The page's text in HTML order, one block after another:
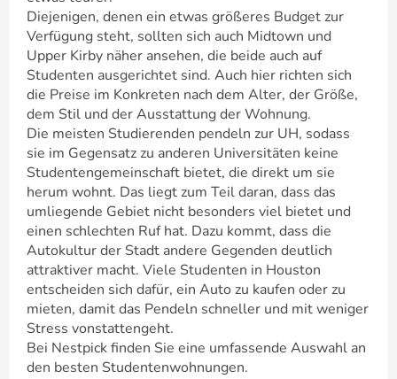
Diejenigen, denen ein etwas größeres Budget zur
Verfügung steht, sollten sich auch Midtown und
Upper Kirby näher ansehen, die beide auch auf
Studenten ausgerichtet sind. Auch hier richten sich
die Preise im Konkreten nach dem Alter, der Größe,
dem Stil und der Ausstattung der Wohnung.
Die meisten Studierenden pendeln zur UH, sodass
sie im Gegensatz zu anderen Universitäten keine
Studentengemeinschaft bietet, die direkt um sie
herum wohnt. Das liegt zum Teil daran, dass das
umliegende Gebiet nicht besonders viel bietet und
einen schlechten Ruf hat. Dazu kommt, dass die
Autokultur der Stadt andere Gegenden deutlich
attraktiver macht. Viele Studenten in Houston
entscheiden sich dafür, ein Auto zu kaufen oder zu
mieten, damit das Pendeln schneller und mit weniger
Stress vonstattengeht.
Bei Nestpick finden Sie eine umfassende Auswahl an
den besten Studentenwohnungen.